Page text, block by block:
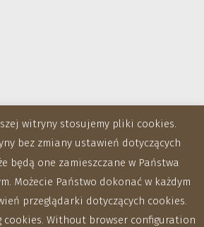
witryny stosujemy pliki cookies.
bez zmiany ustawień dotyczących
będą one zamieszczane w Państwa
Możecie Państwo dokonać w każdym
przeglądarki dotyczących cookies.
cookies. Without browser configuration